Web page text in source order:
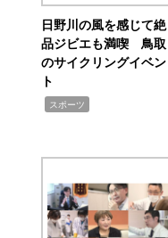
日野川の風を感じて絶
品ジビエも満喫 鳥取
のサイクリングイベン
ト
スポーツ